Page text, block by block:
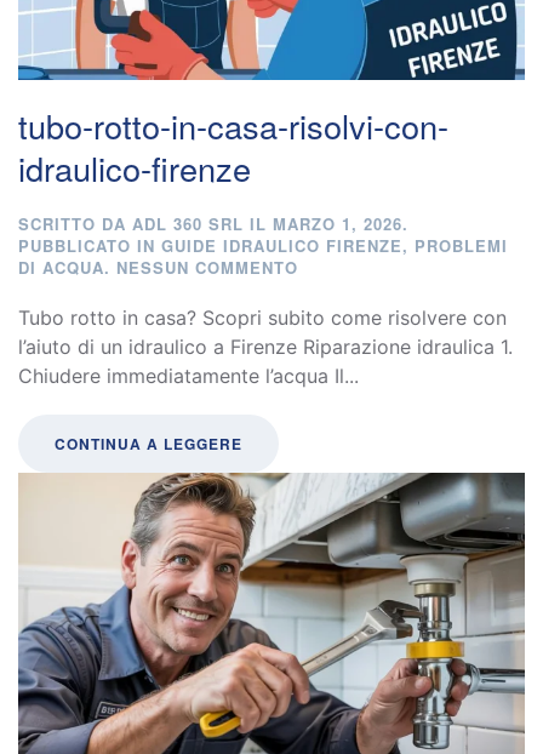
tubo-rotto-in-casa-risolvi-con-
idraulico-firenze
SCRITTO DA ADL 360 SRL IL MARZO 1, 2026.
PUBBLICATO IN GUIDE IDRAULICO FIRENZE, PROBLEMI
DI ACQUA. NESSUN COMMENTO
ROTTO-
IN-
CASA-
RISOLVI-
Tubo rotto in casa? Scopri subito come risolvere con
l’aiuto di un idraulico a Firenze Riparazione idraulica 1.
Chiudere immediatamente l’acqua Il...
CONTINUA A LEGGERE